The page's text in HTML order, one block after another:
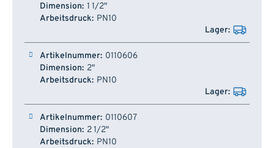
1 1/2"
PN10
0110606
2"
PN10
0110607
2 1/2"
PN10